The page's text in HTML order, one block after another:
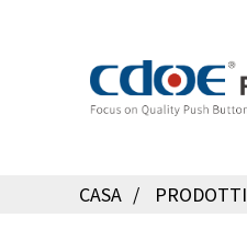
CASA PRODOTTI